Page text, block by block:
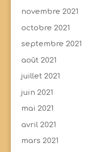
novembre 2021
octobre 2021
septembre 2021
août 2021
juillet 2021
juin 2021
mai 2021
avril 2021
mars 2021